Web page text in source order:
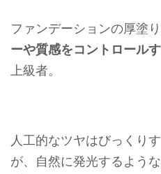
ファンデーションの厚塗
ーや質感をコントロール
上級者。
人工的なツヤはびっくり
が、自然に発光するよう